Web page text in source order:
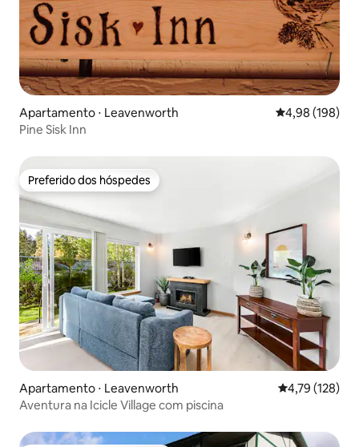
Apartamento ⋅ Leavenworth 4,98 de uma
4,98 (198)
Pine Sisk Inn
Preferido dos hóspedes
Preferido dos hóspedes
Apartamento ⋅ Leavenworth 4,79 de uma
4,79 (128)
Aventura na Icicle Village com piscina